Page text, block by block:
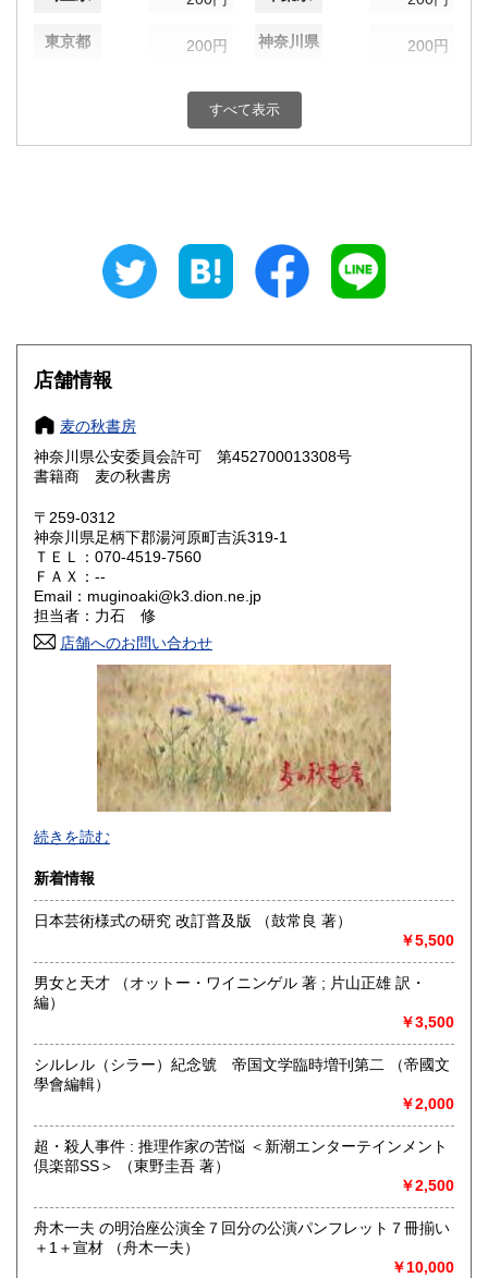
東京都 200円 神奈川県 200円
200円 富山県
200円 三重県
大阪府
奈良県
鳥取県 200円 島根県
岡山県
山口県 200円
香川県
高知県 200円
200円 長崎県
200円 大分県
200円 鹿児島県
沖縄県
すべて表示
店舗情報
麦の秋書房
神奈川県公安委員会許可 第452700013308号
書籍商 麦の秋書房
〒259-0312
神奈川県足柄下郡湯河原町吉浜319-1
ＴＥＬ：070-4519-7560
ＦＡＸ：--
Email：muginoaki@k3.dion.ne.jp
担当者：力石 修
店舗へのお問い合わせ
商品をできるだけ早くお手元にお届けすることと、梱包を丁
寧に、を心がけております。
沿線名：東海道線
最寄駅：真鶴駅
営業時間：店舗はありません。
書籍の買取について
取り扱い分野
歴史、社会科学、近代文献、サブカルチャー、古書一般（そ
映画・芸能、日本文学、ミステリー、時代小説
続きを読む
新着情報
日本芸術様式の研究 改訂普及版 （鼓常良 著）
￥5,500
男女と天才 （オットー・ワイニンゲル 著 ; 片山正雄 訳・
編）
￥3,500
シルレル（シラー）紀念號 帝国文学臨時増刊第二 （帝國文
學會編輯）
￥2,000
超・殺人事件 : 推理作家の苦悩 ＜新潮エンターテインメント
倶楽部SS＞ （東野圭吾 著）
￥2,500
舟木一夫 の明治座公演全７回分の公演パンフレット７冊揃い
＋1＋宣材 （舟木一夫）
￥10,000